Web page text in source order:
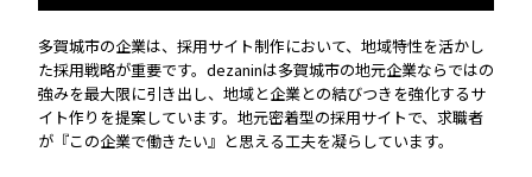
多賀城市の企業は、採用サイト制作において、地域特性を活かし
た採用戦略が重要です。dezaninは多賀城市の地元企業ならではの
強みを最大限に引き出し、地域と企業との結びつきを強化するサ
イト作りを提案しています。地元密着型の採用サイトで、求職者
が『この企業で働きたい』と思える工夫を凝らしています。